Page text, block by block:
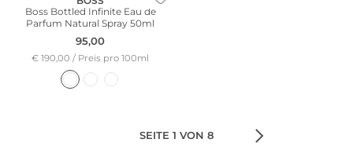
Boss Bottled Infinite Eau de
Parfum Natural Spray 50ml
95,00
€ 190,00 / Preis pro 100ml
SEITE 1 VON 8